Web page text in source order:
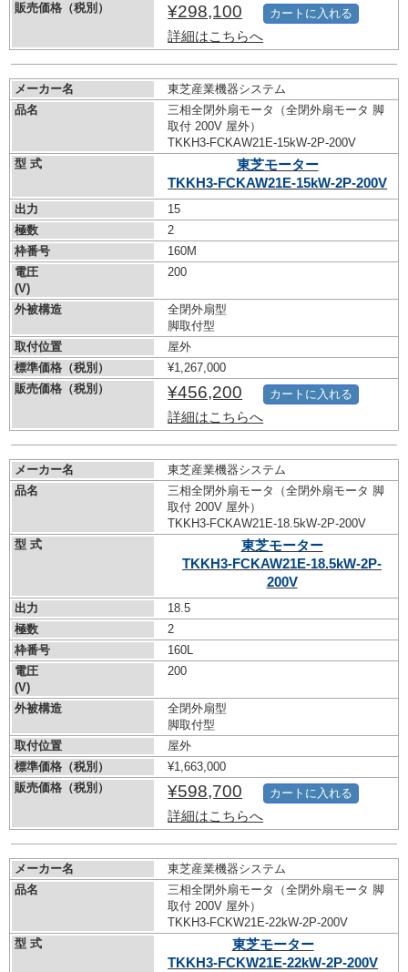
販売価格（税別）
¥298,100
詳細はこちらへ
カートに入れる
メーカー名
東芝産業機器システム
品名
三相全閉外扇モータ（全閉外扇モータ 脚
取付 200V 屋外）
TKKH3-FCKAW21E-15kW-2P-200V
型 式
東芝モーター
TKKH3-FCKAW21E-15kW-2P-200V
出力
15
極数
2
枠番号
160M
電圧
(V)
200
外被構造
全閉外扇型
脚取付型
取付位置
屋外
標準価格（税別）
¥1,267,000
販売価格（税別）
¥456,200
詳細はこちらへ
カートに入れる
メーカー名
東芝産業機器システム
品名
三相全閉外扇モータ（全閉外扇モータ 脚
取付 200V 屋外）
TKKH3-FCKAW21E-18.5kW-2P-200V
型 式
東芝モーター
TKKH3-FCKAW21E-18.5kW-2P-
200V
出力
18.5
極数
2
枠番号
160L
電圧
(V)
200
外被構造
全閉外扇型
脚取付型
取付位置
屋外
標準価格（税別）
¥1,663,000
販売価格（税別）
¥598,700
詳細はこちらへ
カートに入れる
メーカー名
東芝産業機器システム
品名
三相全閉外扇モータ（全閉外扇モータ 脚
取付 200V 屋外）
TKKH3-FCKW21E-22kW-2P-200V
型 式
東芝モーター
TKKH3-FCKW21E-22kW-2P-200V